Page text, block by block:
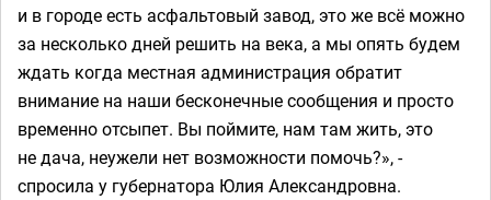
и в городе есть асфальтовый завод, это же всё можно
за несколько дней решить на века, а мы опять будем
ждать когда местная администрация обратит
внимание на наши бесконечные сообщения и просто
временно отсыпет. Вы поймите, нам там жить, это
не дача, неужели нет возможности помочь?», -
спросила у губернатора Юлия Александровна.